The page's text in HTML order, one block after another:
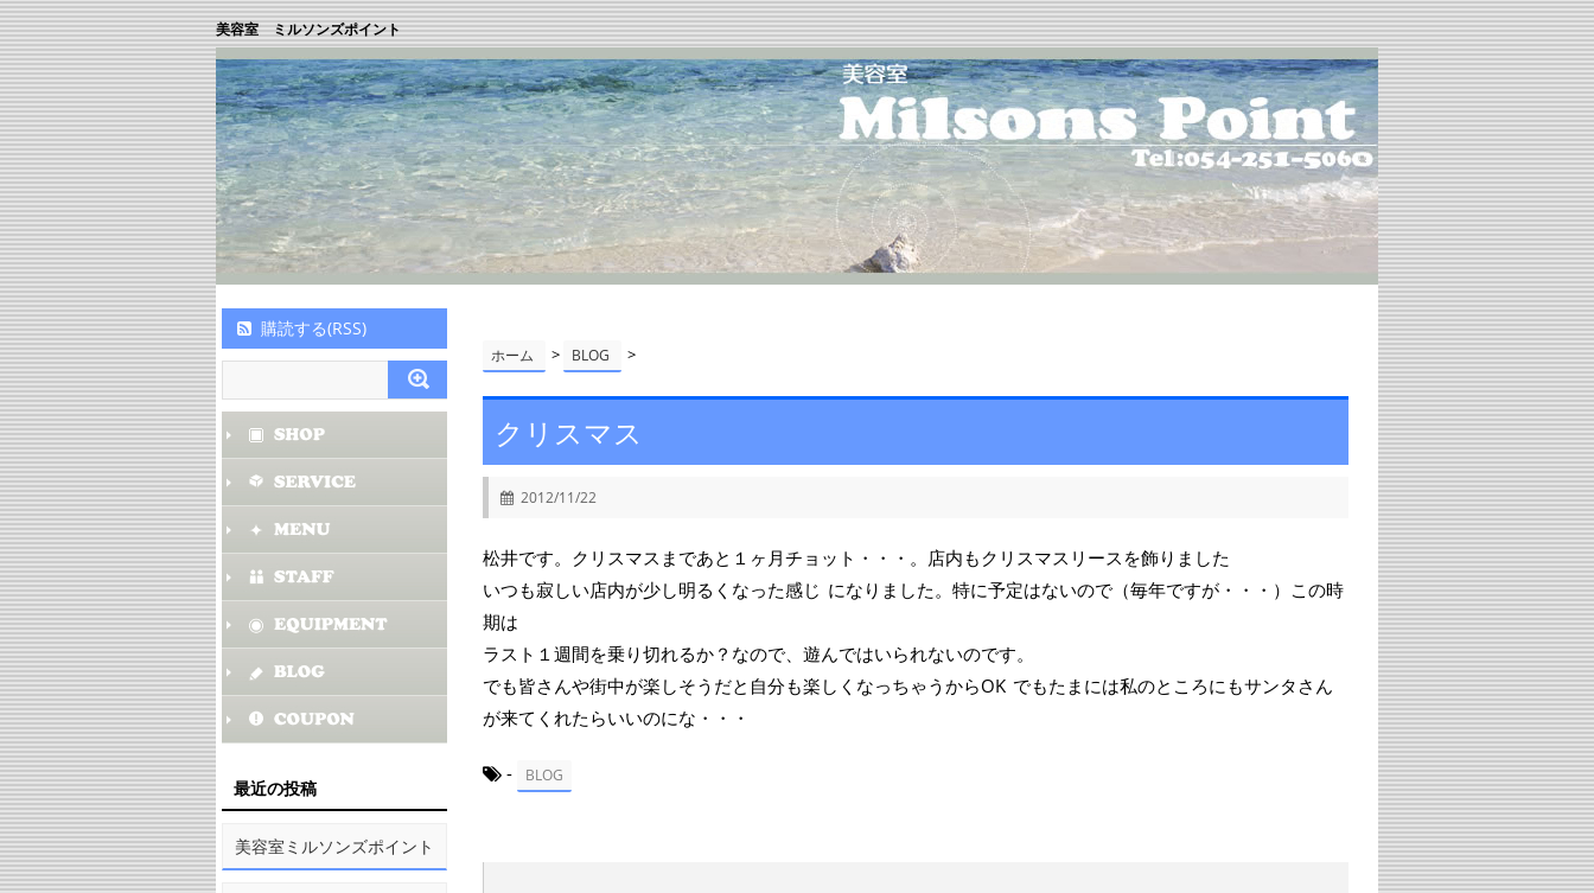
美容室 ミルソンズポイント
ホーム > BLOG >
クリスマス
2012/11/22
松井です。クリスマスまであと１ヶ月チョット・・・。店内もクリスマスリースを飾りました
いつも寂しい店内が少し明るくなった感じ になりました。特に予定はないので（毎年ですが・・・）この時
期は
ラスト１週間を乗り切れるか？なので、遊んではいられないのです。
でも皆さんや街中が楽しそうだと自分も楽しくなっちゃうからOK でもたまには私のところにもサンタさん
が来てくれたらいいのにな・・・
- BLOG
購読する(RSS)
最近の投稿
美容室ミルソンズポイント